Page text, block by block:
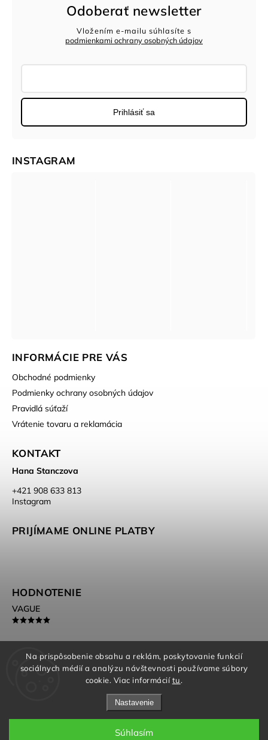
Na prispôsobenie obsahu a reklám, poskytovanie funkcií
sociálnych médií a analýzu návštevnosti používame súbory
cookie. Viac informáciítu.
Nastavenie
Súhlasím
INFORMÁCIE PRE VÁS
Obchodné podmienky
Podmienky ochrany osobných údajov
Pravidlá súťaží
Vrátenie tovaru a reklamácia
KONTAKT
Hana Stanczova
‭+421 908 633 813‬
Instagram
PRIJÍMAME ONLINE PLATBY
Odoberať newsletter
Vložením e-mailu súhlasíte s
podmienkami ochrany osobných údajov
Prihlásiť sa
HODNOTENIE
VAGUE
INSTAGRAM
Beautimess.cz